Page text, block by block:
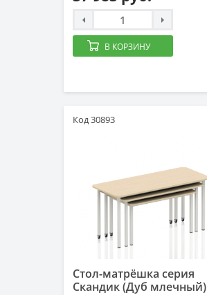
В КОРЗИНУ
Код 30893
Стол-матрёшка серия
Скандик (Дуб млечный)